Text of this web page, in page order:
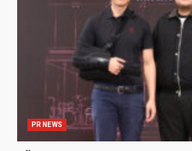
PR NEWS